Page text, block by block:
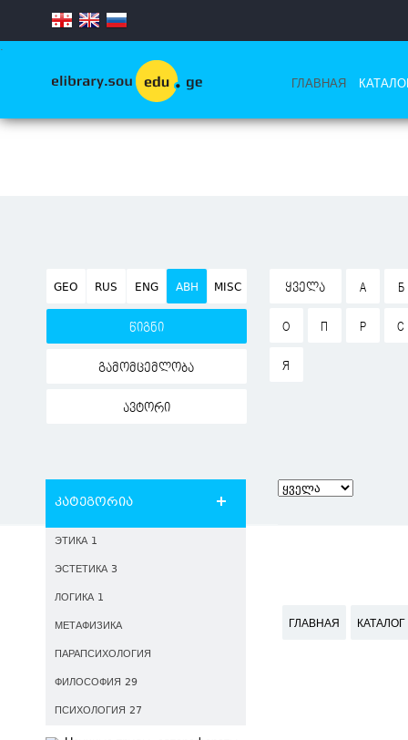
.
ГЛАВНАЯ
GEO RUS ENG ABH MISC
წიგნი
გამომცემლობა
ავტორი
ᲧᲕᲔᲚᲐ А Б
О П Р С
Я
კატეგორია
ЭТИКА 1
ЭСТЕТИКА 3
ЛОГИКА 1
МЕТАФИЗИКА
ПАРАПСИХОЛОГИЯ
ФИЛОСОФИЯ 29
ПСИХОЛОГИЯ 27
ГЛАВНАЯ